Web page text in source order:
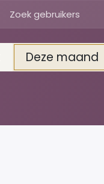
Deze maand